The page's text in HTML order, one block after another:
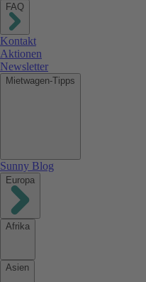
FAQ
Kontakt
Aktionen
Newsletter
Mietwagen-Tipps
Sunny Blog
Europa
Afrika
Asien